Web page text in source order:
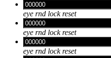
eye rnd lock reset
eye rnd lock reset
eye rnd lock reset